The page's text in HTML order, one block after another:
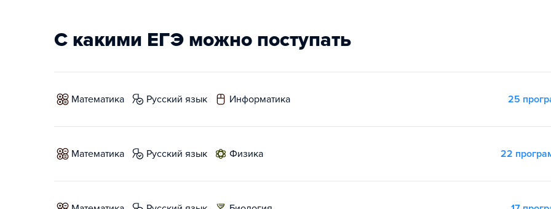
С какими ЕГЭ можно поступать
математика русский язык информатика 25
математика русский язык физика 22